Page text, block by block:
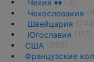
Чехия ♦♦
Чехословакия
Швейцария
Югославия
США
Французские колонии и территории